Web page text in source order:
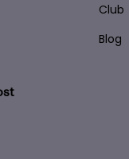
Club
Blog